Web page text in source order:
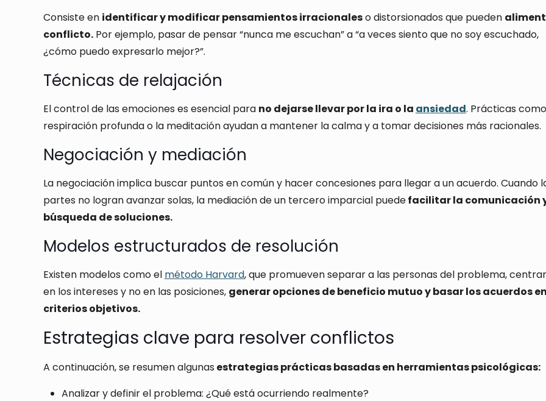
Consiste en identificar y modificar pensamientos irracionaleso distorsionados que pueden
conflicto.Por ejemplo, pasar de pensar “nunca me escuchan” a “a veces siento que no soy escuchado,
¿cómo puedo expresarlo mejor?”.
Técnicas de relajación
El control de las emociones es esencial para no dejarse llevar por la ira o la ansiedad. Prácticas
respiración profunda o la meditación ayudan a mantener la calma y a tomar decisiones más racionales.
Negociación y mediación
La negociación implica buscar puntos en común y hacer concesiones para llegar a un acuerdo. Cuando
partes no logran avanzar solas, la mediación de un tercero imparcial puedefacilitar la comunicación
búsqueda de soluciones.
Modelos estructurados de resolución
Existen modelos como el método Harvard, que promueven separar a las personas del problema,
en los intereses y no en las posiciones, generar opciones de beneficio mutuo y basar los acuerdos en
criterios objetivos.
Estrategias clave para resolver conflictos
A continuación, se resumen algunas estrategias prácticas basadas en herramientas psicológicas:
Analizar y definir el problema: ¿Qué está ocurriendo realmente?